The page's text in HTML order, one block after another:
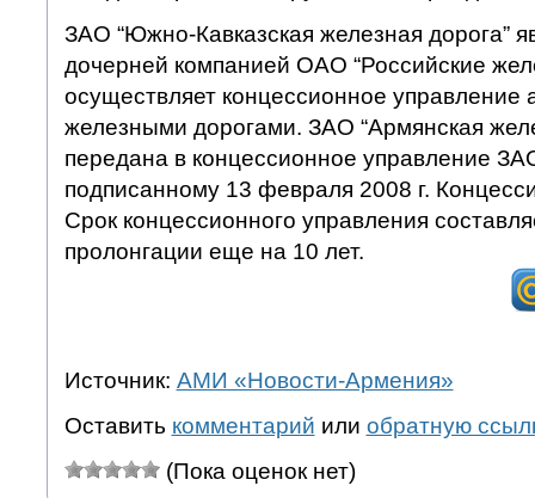
ЗАО “Южно-Кавказская железная дорога”
дочерней компанией ОАО “Российские
осуществляет концессионное управление
железными дорогами. ЗАО “Армянская
передана в концессионное управление
подписанному 13 февраля 2008 г.
Срок концессионного управления
пролонгации еще на 10 лет.
Источник: АМИ «Новости-Армения»
Оставить комментарий или обратную
(Пока оценок нет)